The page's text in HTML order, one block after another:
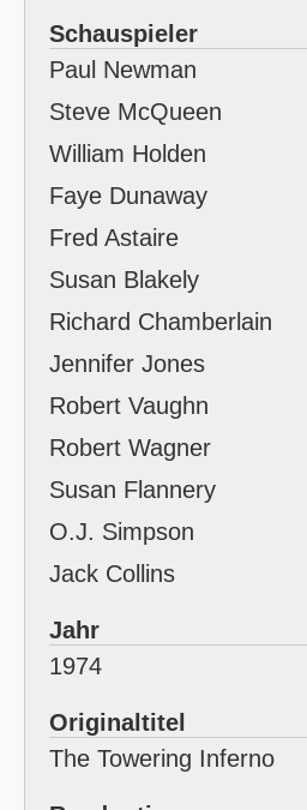
Schauspieler
Paul Newman
Steve McQueen
William Holden
Faye Dunaway
Fred Astaire
Susan Blakely
Richard Chamberlain
Jennifer Jones
Robert Vaughn
Robert Wagner
Susan Flannery
O.J. Simpson
Jack Collins
Jahr
1974
Originaltitel
The Towering Inferno